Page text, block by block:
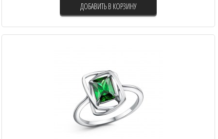
ДОБАВИТЬ В КОРЗИНУ